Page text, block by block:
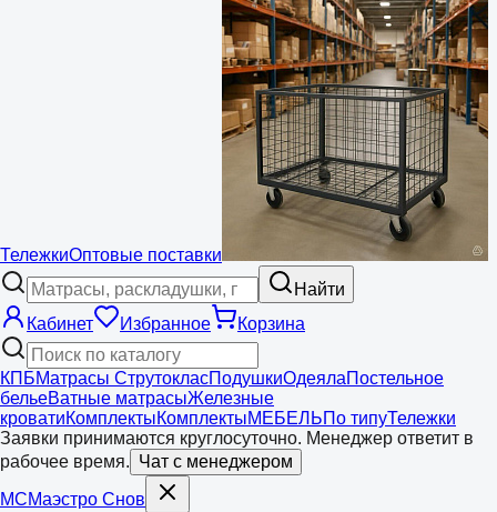
ТележкиОптовые поставки
Найти
Кабинет
Избранное Корзина
КПБМатрасы СтрутокласПодушкиОдеялаПостельное
бельеВатные матрасыЖелезные
кроватиКомплектыКомплектыМЕБЕЛЬПо типуТележки
Заявки принимаются круглосуточно. Менеджер ответит в
рабочее время. Чат с менеджером
МСМаэстро Снов